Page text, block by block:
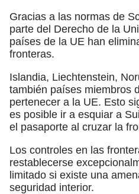
Gracias a las normas de
parte del Derecho de la
países de la UE han
fronteras.
Islandia, Liechtenstein,
también países miembros
pertenecer a la UE. Esto
es posible ir a esquiar a
el pasaporte al cruzar la
Los controles en las
restablecerse
limitado si existe una
seguridad interior.